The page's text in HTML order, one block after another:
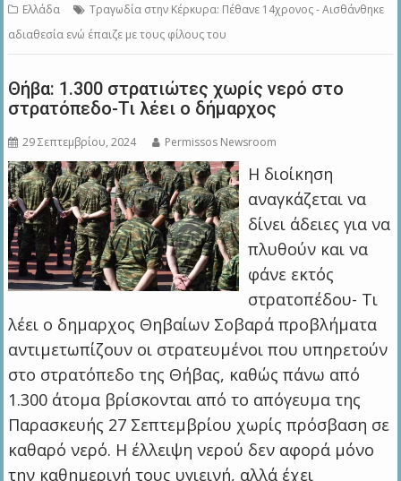
Ελλάδα
Τραγωδία στην Κέρκυρα: Πέθανε 14χρονος - Αισθάνθηκε
αδιαθεσία ενώ έπαιζε με τους φίλους του
Θήβα: 1.300 στρατιώτες χωρίς νερό στο
στρατόπεδο-Τι λέει ο δήμαρχος
29 Σεπτεμβρίου, 2024 Permissos Newsroom
Η διοίκηση
αναγκάζεται να
δίνει άδειες για να
πλυθούν και να
φάνε εκτός
στρατοπέδου- Τι
λέει ο δημαρχος Θηβαίων Σοβαρά προβλήματα
αντιμετωπίζουν οι στρατευμένοι που υπηρετούν
στο στρατόπεδο της Θήβας, καθώς πάνω από
1.300 άτομα βρίσκονται από το απόγευμα της
Παρασκευής 27 Σεπτεμβρίου χωρίς πρόσβαση σε
καθαρό νερό. Η έλλειψη νερού δεν αφορά μόνο
την καθημερινή τους υγιεινή, αλλά έχει